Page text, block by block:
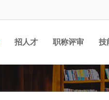
招人才 职称评审 技